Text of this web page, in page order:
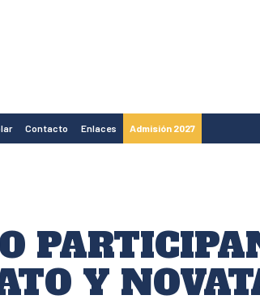
Contacto Enlaces Admisión 2027
Y